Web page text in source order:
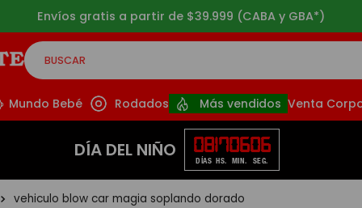
Envíos gratis a partir de $39.999 (CABA y GBA*)
BUSCAR
Mundo Bebé Rodados Más vendidos Venta
DÍA DEL NIÑO 08
DÍAS
17
HS.
06
MIN.
05
SEG.
vehiculo blow car magia soplando dorado